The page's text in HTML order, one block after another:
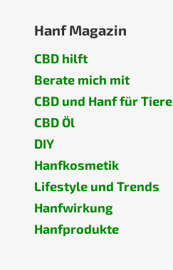
Hanf Magazin
CBD hilft
Berate mich mit
CBD und Hanf für Tiere
CBD Öl
DIY
Hanfkosmetik
Lifestyle und Trends
Hanfwirkung
Hanfprodukte